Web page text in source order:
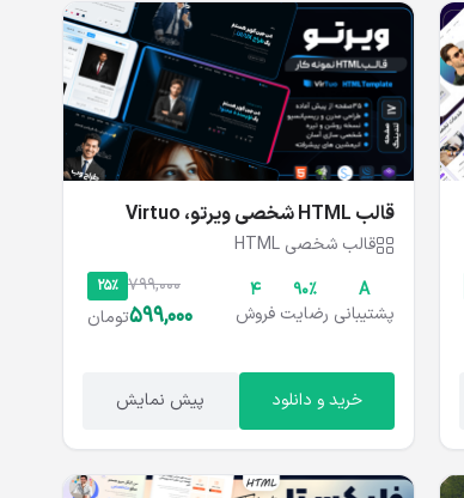
قالب HTML شخصی ویرتو، Virtuo
قالب شخصی HTML
A
پشتیبانی
۹۰%
رضایت
4
فروش
25% 799,000
599,000تومان
خرید و دانلود پیش نمایش